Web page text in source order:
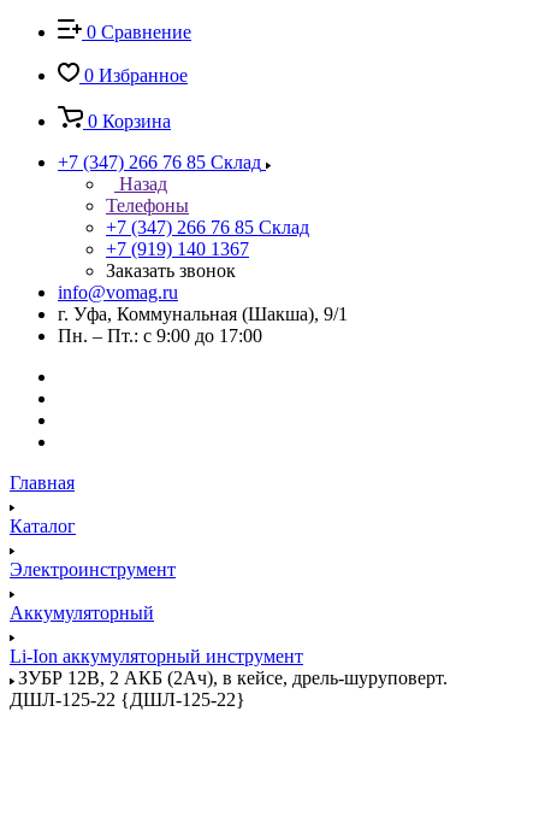
0 Сравнение
0 Избранное
0 Корзина
+7 (347) 266 76 85 Склад
Назад
Телефоны
+7 (347) 266 76 85 Склад
+7 (919) 140 1367
Заказать звонок
info@vomag.ru
г. Уфа, Коммунальная (Шакша), 9/1
Пн. – Пт.: с 9:00 до 17:00
Главная
Каталог
Электроинструмент
Аккумуляторный
Li-Ion аккумуляторный инструмент
ЗУБР 12В, 2 АКБ (2Ач), в кейсе, дрель-шуруповерт.
ДШЛ-125-22 {ДШЛ-125-22}